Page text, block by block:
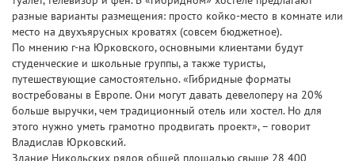
разные варианты размещения: просто койко-место в комнате или
место на двухъярусных кроватях (совсем бюджетное).
По мнению г-на Юрковского, основными клиентами будут
студенческие и школьные группы, а также туристы,
путешествующие самостоятельно. «Гибридные форматы
востребованы в Европе. Они могут давать девелоперу на 20%
больше выручки, чем традиционный отель или хостел. Но для
этого нужно уметь грамотно продвигать проект», – говорит
Владислав Юрковский.
Здание Никольских рядов общей площадью свыше 28 400